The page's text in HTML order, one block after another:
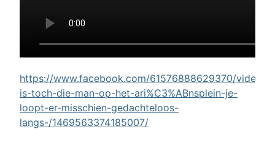
https://www.facebook.com/61576888629370/videos/
is-toch-die-man-op-het-ari%C3%ABnsplein-je-
loopt-er-misschien-gedachteloos-
langs-/1469563374185007/